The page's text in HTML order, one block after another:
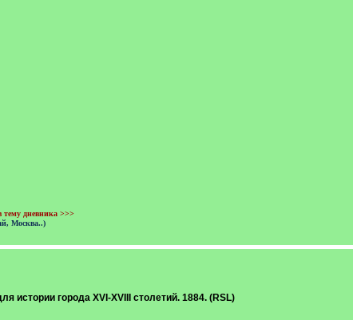
тему дневника >>>
Москва..)
истории города XVI-XVIII столетий. 1884. (RSL)